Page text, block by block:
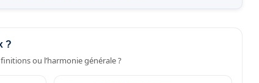
?
ou l’harmonie générale ?